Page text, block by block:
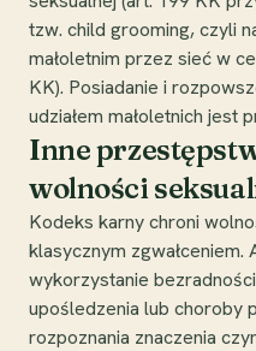
tzw. child grooming, czyli
małoletnim przez sieć w
KK). Posiadanie i
udziałem małoletnich jest
Inne
wolności
Kodeks karny chroni
klasycznym zgwałceniem.
wykorzystanie
upośledzenia lub choroby
rozpoznania znaczenia